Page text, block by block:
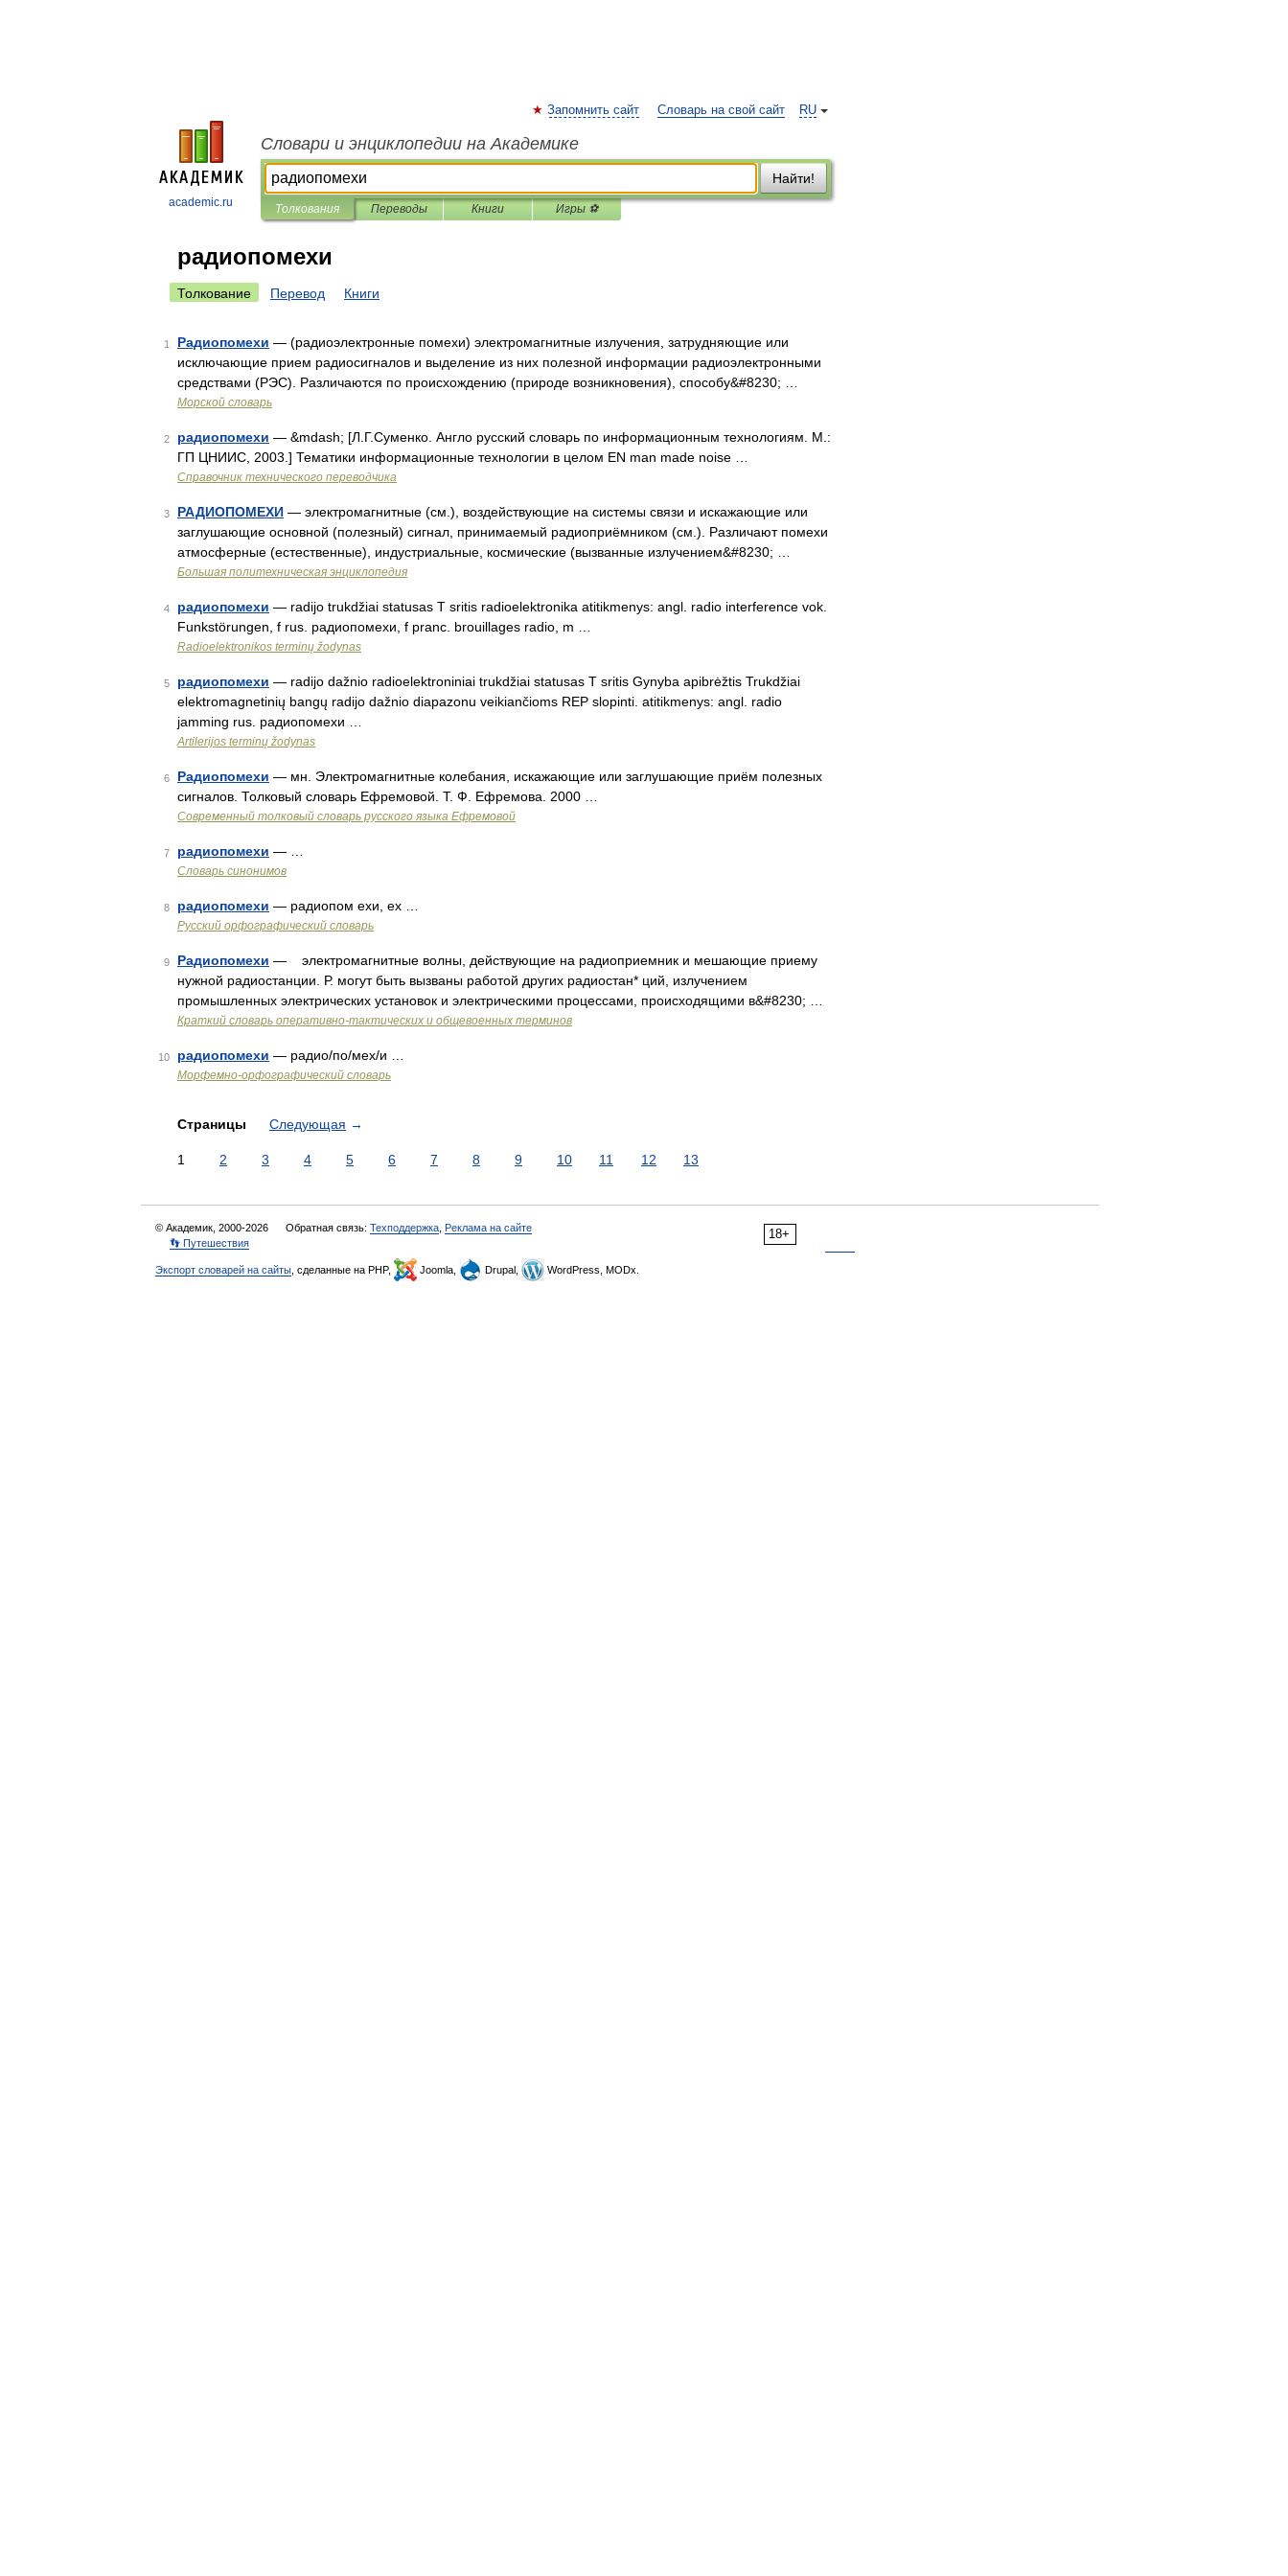
academic.ru
RU
Запомнить сайт Словарь на свой сайт
Словари и энциклопедии на Академике
Найти!
Толкования Переводы Книги Игры ⚽
радиопомехи
Толкование Перевод Книги
1 Радиопомехи — (радиоэлектронные помехи) электромагнитные излучения, затрудняющие или
исключающие прием радиосигналов и выделение из них полезной информации радиоэлектронными
средствами (РЭС). Различаются по происхождению (природе возникновения), способу&#8230; …
Морской словарь
2 радиопомехи — &mdash; [Л.Г.Суменко. Англо русский словарь по информационным технологиям. М.:
ГП ЦНИИС, 2003.] Тематики информационные технологии в целом EN man made noise …
Справочник технического переводчика
3 РАДИОПОМЕХИ — электромагнитные (см.), воздействующие на системы связи и искажающие или
заглушающие основной (полезный) сигнал, принимаемый радиоприёмником (см.). Различают помехи
атмосферные (естественные), индустриальные, космические (вызванные излучением&#8230; …
Большая политехническая энциклопедия
4 радиопомехи — radijo trukdžiai statusas T sritis radioelektronika atitikmenys: angl. radio interference vok.
Funkstörungen, f rus. радиопомехи, f pranc. brouillages radio, m …
Radioelektronikos terminų žodynas
5 радиопомехи — radijo dažnio radioelektroniniai trukdžiai statusas T sritis Gynyba apibrėžtis Trukdžiai
elektromagnetinių bangų radijo dažnio diapazonu veikiančioms REP slopinti. atitikmenys: angl. radio
jamming rus. радиопомехи …
Artilerijos terminų žodynas
6 Радиопомехи — мн. Электромагнитные колебания, искажающие или заглушающие приём полезных
сигналов. Толковый словарь Ефремовой. Т. Ф. Ефремова. 2000 …
Современный толковый словарь русского языка Ефремовой
7 радиопомехи — …
Словарь синонимов
8 радиопомехи — радиопом ехи, ех …
Русский орфографический словарь
9 Радиопомехи — электромагнитные волны, действующие на радиоприемник и мешающие приему
нужной радиостанции. Р. могут быть вызваны работой других радиостан* ций, излучением
промышленных электрических установок и электрическими процессами, происходящими в&#8230; …
Краткий словарь оперативно-тактических и общевоенных терминов
10 радиопомехи — радио/по/мех/и …
Морфемно-орфографический словарь
Страницы Следующая →
1 2 3 4 5 6 7 8 9 10 11 12 13
18+
© Академик, 2000-2026 Обратная связь: Техподдержка Реклама на сайте
👣 Путешествия
Экспорт словарей на сайты , сделанные на PHP, Joomla, Drupal, WordPress, MODx.